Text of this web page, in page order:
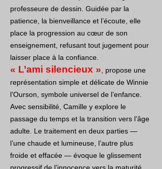
professeure de dessin. Guidée par la
patience, la bienveillance et l’écoute, elle
place la progression au cœur de son
enseignement, refusant tout jugement pour
laisser place à la confiance.
« L’ami silencieux » , propose une
représentation simple et délicate de Winnie
l’Ourson, symbole universel de l’enfance.
Avec sensibilité, Camille y explore le
passage du temps et la transition vers l’âge
adulte. Le traitement en deux parties —
l’une chaude et lumineuse, l’autre plus
froide et effacée — évoque le glissement